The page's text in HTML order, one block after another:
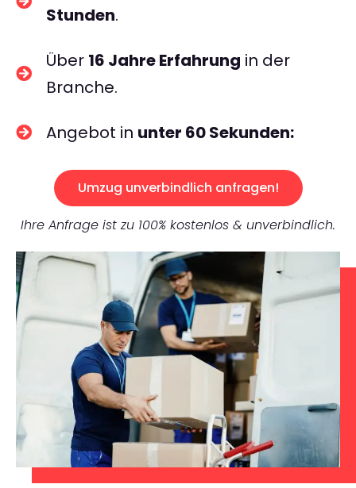
Stunden.
Über 16 Jahre Erfahrung in der
Branche.
Angebot in unter 60 Sekunden:
Umzug unverbindlich anfragen!
Ihre Anfrage ist zu 100% kostenlos & unverbindlich.